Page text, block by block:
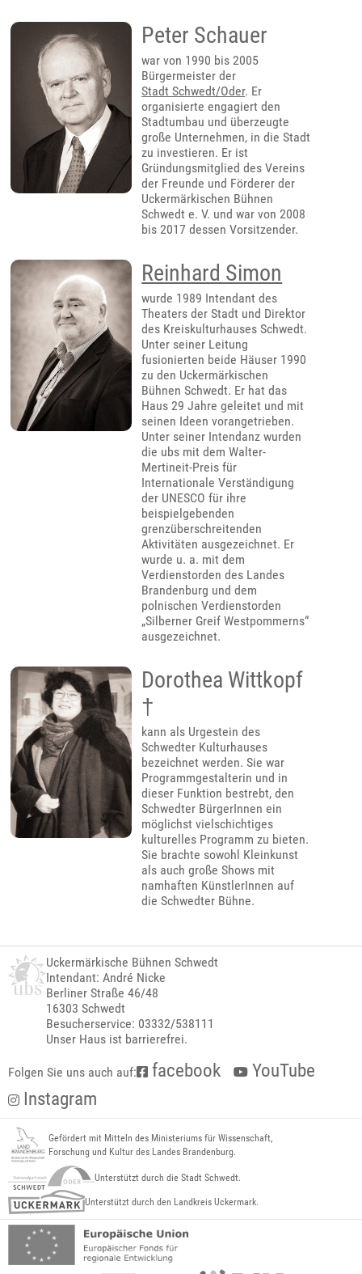
Peter Schauer
war von 1990 bis 2005
Bürgermeister der
Stadt Schwedt/Oder. Er
organisierte engagiert den
Stadtumbau und überzeugte
große Unternehmen, in die Stadt
zu investieren. Er ist
Gründungsmitglied des Vereins
der Freunde und Förderer der
Uckermärkischen Bühnen
Schwedt e. V. und war von 2008
bis 2017 dessen Vorsitzender.
Reinhard Simon
wurde 1989 Intendant des
Theaters der Stadt und Direktor
des Kreiskulturhauses Schwedt.
Unter seiner Leitung
fusionierten beide Häuser 1990
zu den Uckermärkischen
Bühnen Schwedt. Er hat das
Haus 29 Jahre geleitet und mit
seinen Ideen vorangetrieben.
Unter seiner Intendanz wurden
die ubs mit dem Walter-
Mertineit-Preis für
Internationale Verständigung
der UNESCO für ihre
beispielgebenden
grenzüberschreitenden
Aktivitäten ausgezeichnet. Er
wurde u. a. mit dem
Verdienstorden des Landes
Brandenburg und dem
polnischen Verdienstorden
„Silberner Greif Westpommerns“
ausgezeichnet.
Dorothea Wittkopf
†
kann als Urgestein des
Schwedter Kulturhauses
bezeichnet werden. Sie war
Programmgestalterin und in
dieser Funktion bestrebt, den
Schwedter BürgerInnen ein
möglichst vielschichtiges
kulturelles Programm zu bieten.
Sie brachte sowohl Kleinkunst
als auch große Shows mit
namhaften KünstlerInnen auf
die Schwedter Bühne.
Uckermärkische Bühnen Schwedt
Intendant: André Nicke
Berliner Straße 46/48
16303 Schwedt
Besucherservice: 03332/538111
Unser Haus ist barrierefrei.
Folgen Sie uns auch auf: facebook
YouTube
Instagram
Gefördert mit Mitteln des Ministeriums für Wissenschaft,
Forschung und Kultur des Landes Brandenburg.
Unterstützt durch die Stadt Schwedt.
Unterstützt durch den Landkreis Uckermark.